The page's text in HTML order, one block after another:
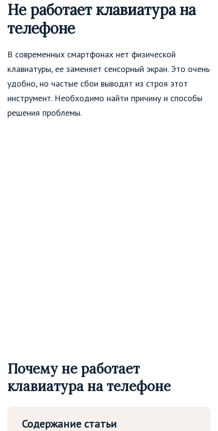
Не работает клавиатура на
телефоне
В современных смартфонах нет физической
клавиатуры, ее заменяет сенсорный экран. Это очень
удобно, но частые сбои выводят из строя этот
инструмент. Необходимо найти причину и способы
решения проблемы.
Почему не работает
клавиатура на телефоне
Содержание статьи